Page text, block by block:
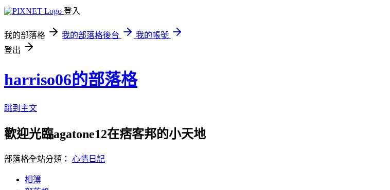
登入
我的部落格 我的部落格後台
我的帳號
登出
harriso06的部落格
跳到主文
歡迎光臨agatone12在痞客邦的小天地
部落格全站分類： 心情日記
相簿